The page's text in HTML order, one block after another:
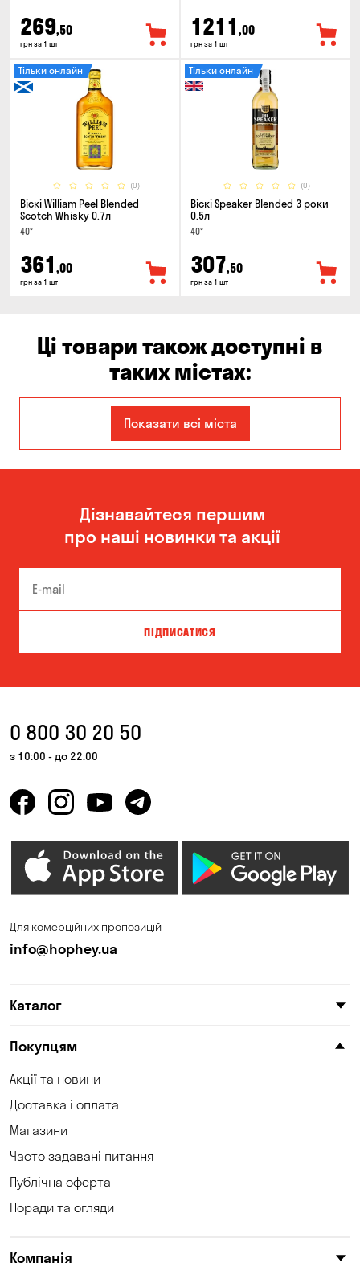
269,50
грн за 1 шт
1211 ,00
грн за 1 шт
(0)
Тільки онлайн
Віскі William Peel Blended
Scotch Whisky 0.7л
40°
361 ,00
грн за 1 шт
(0)
Тільки онлайн
Віскі Speaker Blended 3 роки
0.5л
40°
307,50
грн за 1 шт
Ці товари також доступні в
таких містах:
Кам'янське Київ
Новоселівка Одеса
Олександрівка Орлівщина
Чорноморськ
Показати всі міста
Дізнавайтеся першим
про наші новинки та акції
ПІДПИСАТИСЯ
0 800 30 20 50
з 10:00 - до 22:00
Для комерційних пропозицій
info@hophey.ua
Каталог
Покупцям
Акції та новини
Доставка і оплата
Магазини
Часто задавані питання
Публічна оферта
Поради та огляди
Компанія